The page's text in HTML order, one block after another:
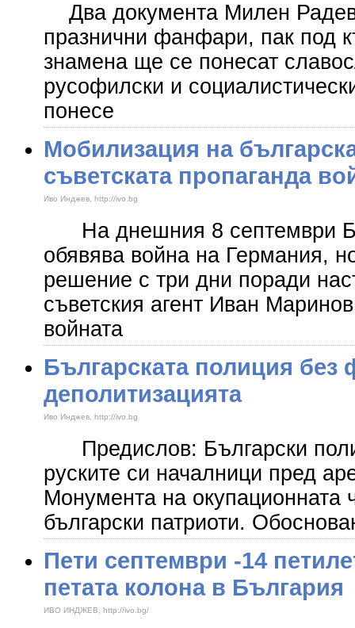
Два документа Милен
празнични фанфари, пак под
знамена ще се понесат
русофилски и
понесе
Мобилизация на
съветската пропаганда
Иво Инджев, http://ivo.bg
На днешния 8 септември
обявява война на Германия,
решение с три дни поради
съветския агент Иван
войната
Българската полиция без
деполитизацията
Иво Инджев, http://ivo.bg
Предислов: Български
руските си началници пред
Монумента на
български патриоти.
Пети септември -14
петата колона в България
ИВО ИНДЖЕВ, http://ivo.bg/